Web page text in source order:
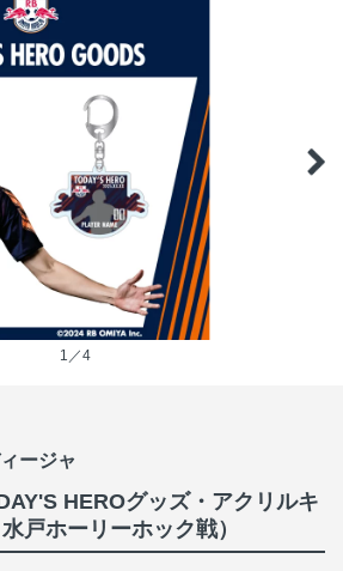
1／4
ージャ
HEROグッズ・アクリルキ
戸ホーリーホック戦）